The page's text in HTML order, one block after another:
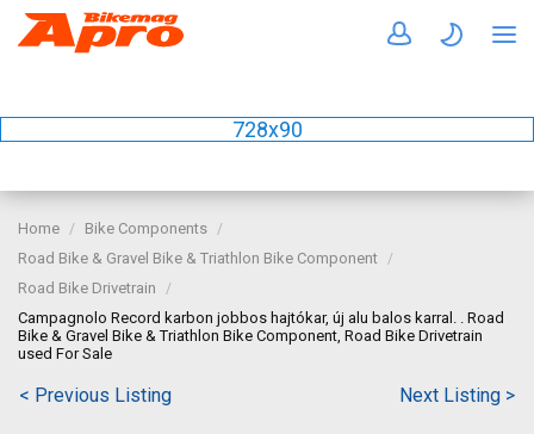
728x90
Home
Bike Components
Road Bike & Gravel Bike & Triathlon Bike Component
Road Bike Drivetrain
Campagnolo Record karbon jobbos hajtókar, új alu balos karral. . Road
Bike & Gravel Bike & Triathlon Bike Component, Road Bike Drivetrain
used For Sale
< Previous Listing Next Listing >